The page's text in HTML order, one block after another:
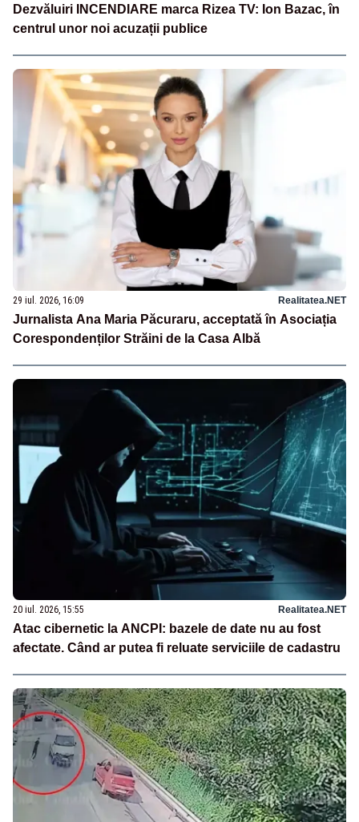
Dezvăluiri INCENDIARE marca Rizea TV: Ion Bazac, în
centrul unor noi acuzații publice
29 iul. 2026, 16:09 Realitatea.NET
Jurnalista Ana Maria Păcuraru, acceptată în Asociația
Corespondenților Străini de la Casa Albă
20 iul. 2026, 15:55 Realitatea.NET
Atac cibernetic la ANCPI: bazele de date nu au fost
afectate. Când ar putea fi reluate serviciile de cadastru